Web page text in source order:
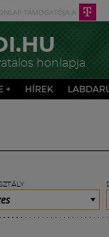
honlapja
+ HÍREK